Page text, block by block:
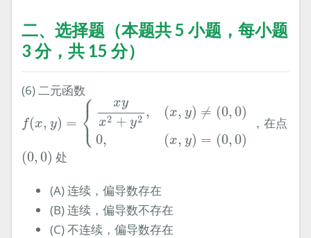
二、选择题（本题共 5 小题，每小题
3 分，共 15 分）
(6) 二元函数
f(x, y) = ⎧
⎨
⎩
xy
x2 + y2 , (x, y) ≠ (0, 0)
0, (x, y) = (0, 0)
f(x,y)={xyx2 2,(x
，在点
(0, 0)
(0, 0) 处
(A) 连续，偏导数存在
(B) 连续，偏导数不存在
(C) 不连续，偏导数存在